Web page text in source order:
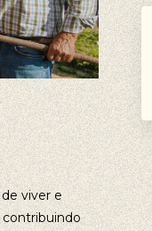
viver e